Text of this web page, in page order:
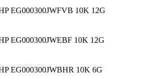
EG000300JWFVB 10K 12G
EG000300JWEBF 10K 12G
EG000300JWBHR 10K 6G